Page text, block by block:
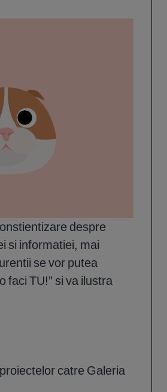
despre
si informatiei, mai
se vor putea
faci TU!” si va ilustra
catre Galeria